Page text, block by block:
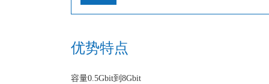
优势特点
容量0.5Gbit到8Gbit